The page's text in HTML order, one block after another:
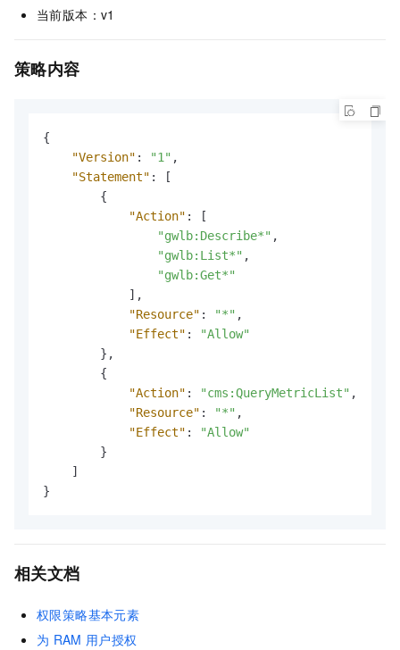
当前版本：v1
策略内容
{
"Version" : "1" ,
"Statement" :
[
{
"Action" :
[
"gwlb:Describe*" ,
"gwlb:List*" ,
"gwlb:Get*"
] ,
"Resource" : "*" ,
"Effect" :
"Allow"
} ,
{
"Action" : "cms:QueryMetricList" ,
"Resource" : "*" ,
"Effect" :
"Allow"
}
]
}
相关文档
权限策略基本元素
为 RAM 用户授权